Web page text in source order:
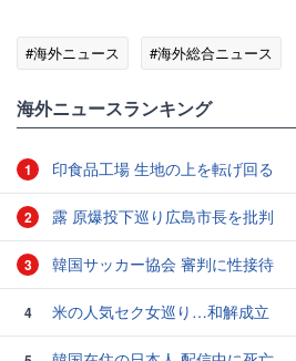
#海外ニュース #海外総合ニュース
海外ニュースランキング
1 印食品工場 生地の上を転げ回る
2 露 原爆投下巡り広島市長を批判
3 韓国サッカー協会 審判に性接待
4 米の人気セク女巡り…和解成立